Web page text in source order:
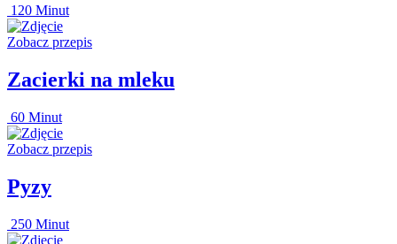
120 Minut
Zobacz przepis
Zacierki na mleku
60 Minut
Zobacz przepis
Pyzy
250 Minut